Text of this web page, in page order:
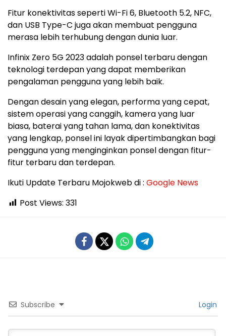
Fitur konektivitas seperti Wi-Fi 6, Bluetooth 5.2, NFC,
dan USB Type-C juga akan membuat pengguna
merasa lebih terhubung dengan dunia luar.
Infinix Zero 5G 2023 adalah ponsel terbaru dengan
teknologi terdepan yang dapat memberikan
pengalaman pengguna yang lebih baik.
Dengan desain yang elegan, performa yang cepat,
sistem operasi yang canggih, kamera yang luar
biasa, baterai yang tahan lama, dan konektivitas
yang lengkap, ponsel ini layak dipertimbangkan bagi
pengguna yang menginginkan ponsel dengan fitur-
fitur terbaru dan terdepan.
Ikuti Update Terbaru Mojokweb di : Google News
Post Views: 331
Subscribe Login